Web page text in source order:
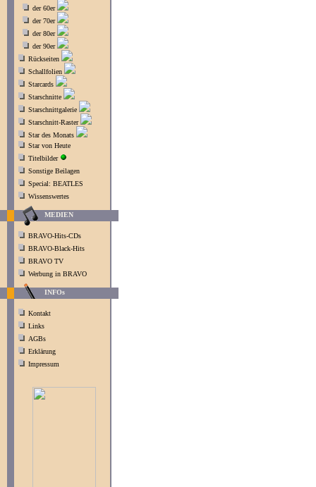
der 60er
der 70er
der 80er
der 90er
Rückseiten
Schallfolien
Starcards
Starschnitte
Starschnittgalerie
Starschnitt-Raster
Star des Monats
Star von Heute
Titelbilder
Sonstige Beilagen
Special: BEATLES
Wissenswertes
MEDIEN
BRAVO-Hits-CDs
BRAVO-Black-Hits
BRAVO TV
Werbung in BRAVO
INFOs
Kontakt
Links
AGBs
Erklärung
Impressum